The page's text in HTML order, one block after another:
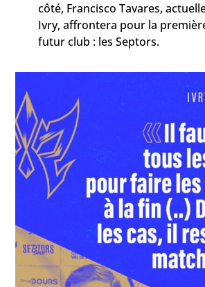
côté, Francisco Tavares,
Ivry, affrontera pour la
futur club : les Septors.